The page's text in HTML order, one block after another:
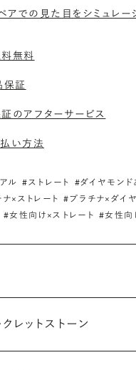
アでの見た目をシミュレー
無料
保証
のアフターサービス
い方法
ル #ストレート #ダイヤモンド
×ストレート #プラチナ×ダイ
#女性向け×ストレート #女性向
レットストーン